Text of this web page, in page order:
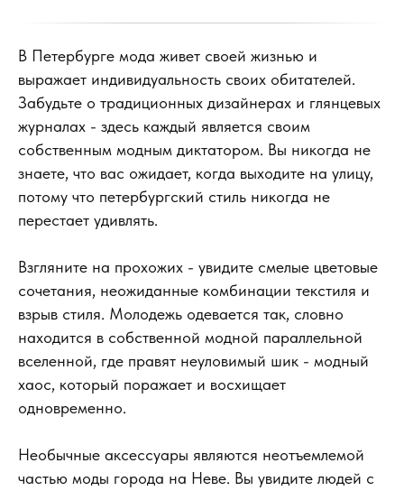
В Петербурге мода живет своей жизнью и
выражает индивидуальность своих обитателей.
Забудьте о традиционных дизайнерах и глянцевых
журналах - здесь каждый является своим
собственным модным диктатором. Вы никогда не
знаете, что вас ожидает, когда выходите на улицу,
потому что петербургский стиль никогда не
перестает удивлять.
Взгляните на прохожих - увидите смелые цветовые
сочетания, неожиданные комбинации текстиля и
взрыв стиля. Молодежь одевается так, словно
находится в собственной модной параллельной
вселенной, где правят неуловимый шик - модный
хаос, который поражает и восхищает
одновременно.
Необычные аксессуары являются неотъемлемой
частью моды города на Неве. Вы увидите людей с